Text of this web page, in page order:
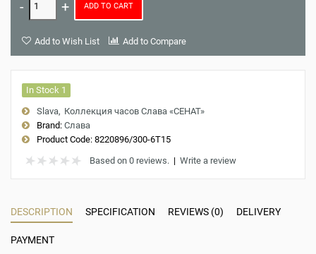
ADD TO CART
Add to Wish List Add to Compare
In Stock 1
Slava Коллекция часов Слава «СЕНАТ»
Brand: Слава
Product Code: 8220896/300-6T15
Based on 0 reviews. | Write a review
DESCRIPTION SPECIFICATION REVIEWS (0) DELIVERY
PAYMENT